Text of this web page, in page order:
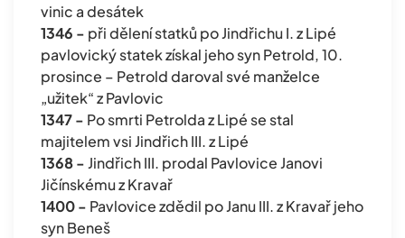
vinic a desátek
1346 - při dělení statků po Jindřichu I. z Lipé
pavlovický statek získal jeho syn Petrold, 10.
prosince – Petrold daroval své manželce
„užitek“ z Pavlovic
1347 - Po smrti Petrolda z Lipé se stal
majitelem vsi Jindřich III. z Lipé
1368 - Jindřich III. prodal Pavlovice Janovi
Jičínskému z Kravař
1400 - Pavlovice zdědil po Janu III. z Kravař jeho
syn Beneš